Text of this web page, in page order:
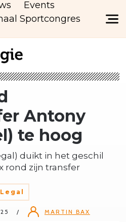
Events
Sportcongres
Antony
te hoog
duikt in het geschil
rond zijn transfer
MARTIN BAX